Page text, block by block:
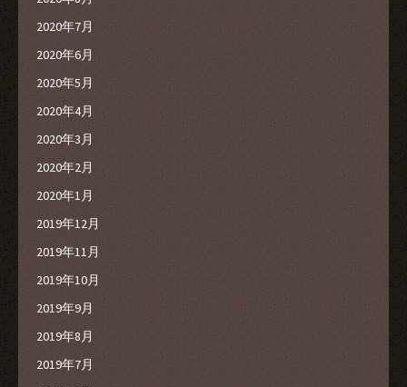
2020年7月
2020年6月
2020年5月
2020年4月
2020年3月
2020年2月
2020年1月
2019年12月
2019年11月
2019年10月
2019年9月
2019年8月
2019年7月